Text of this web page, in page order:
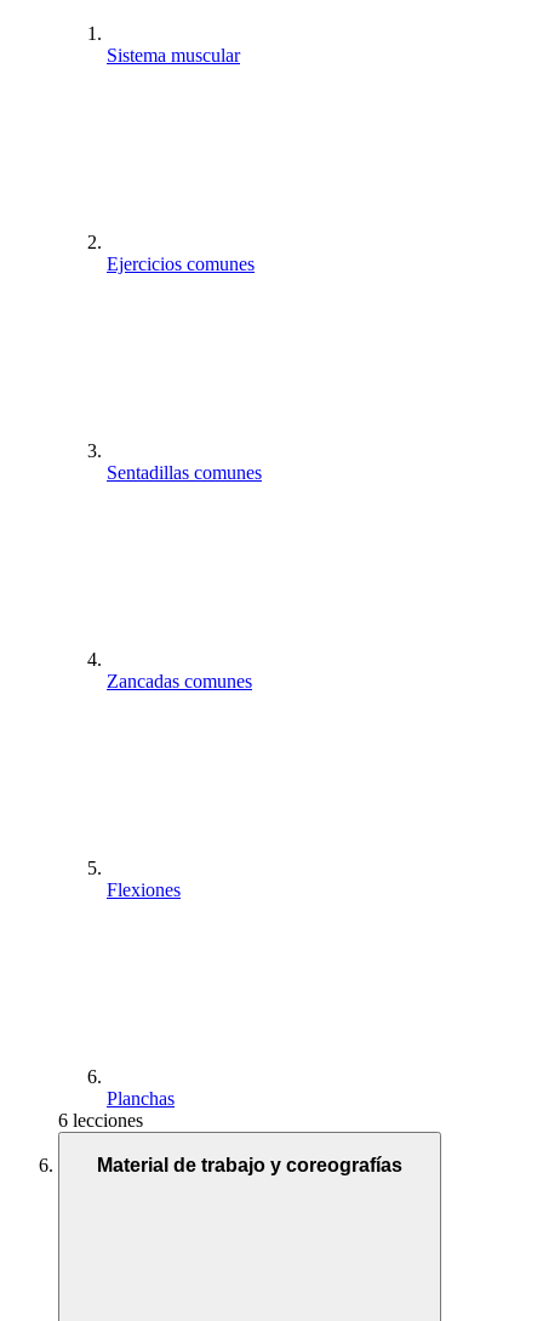
Sistema muscular
Ejercicios comunes
Sentadillas comunes
Zancadas comunes
Flexiones
Planchas
6 lecciones
Material de trabajo y coreografías